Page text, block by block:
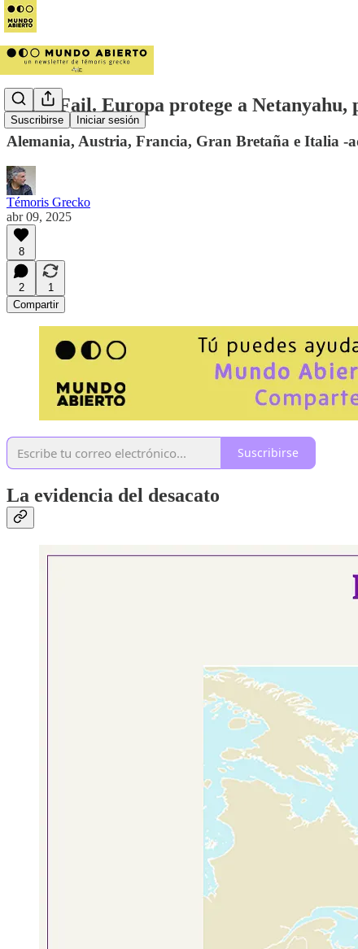
Suscribirse Iniciar sesión
#EuroFail. Europa protege a
Alemania, Austria, Francia, Gran Bretaña e Italia -
Témoris Grecko
abr 09, 2025
8
2
1
Compartir
Suscribirse
La evidencia del desacato